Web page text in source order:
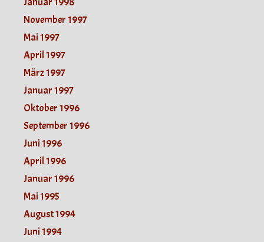
November 1997
Mai 1997
April 1997
März 1997
Januar 1997
Oktober 1996
September 1996
Juni 1996
April 1996
Januar 1996
Mai 1995
August 1994
Juni 1994